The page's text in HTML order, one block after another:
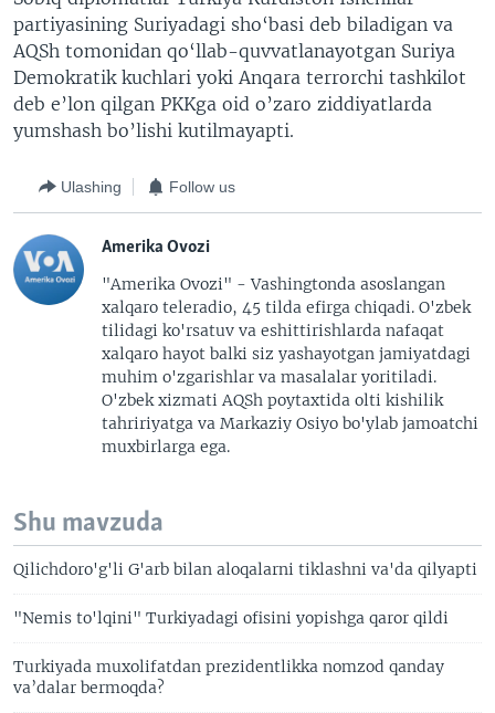
partiyasining Suriyadagi sho‘basi deb biladigan va
AQSh tomonidan qo‘llab-quvvatlanayotgan Suriya
Demokratik kuchlari yoki Anqara terrorchi tashkilot
deb e’lon qilgan PKKga oid o’zaro ziddiyatlarda
yumshash bo’lishi kutilmayapti.
Ulashing Follow us
Amerika Ovozi
"Amerika Ovozi" - Vashingtonda asoslangan
xalqaro teleradio, 45 tilda efirga chiqadi. O'zbek
tilidagi ko'rsatuv va eshittirishlarda nafaqat
xalqaro hayot balki siz yashayotgan jamiyatdagi
muhim o'zgarishlar va masalalar yoritiladi.
O'zbek xizmati AQSh poytaxtida olti kishilik
tahririyatga va Markaziy Osiyo bo'ylab jamoatchi
muxbirlarga ega.
Shu mavzuda
Qilichdoro'g'li G'arb bilan aloqalarni tiklashni va'da qilyapti
"Nemis to'lqini" Turkiyadagi ofisini yopishga qaror qildi
Turkiyada muxolifatdan prezidentlikka nomzod qanday
va’dalar bermoqda?